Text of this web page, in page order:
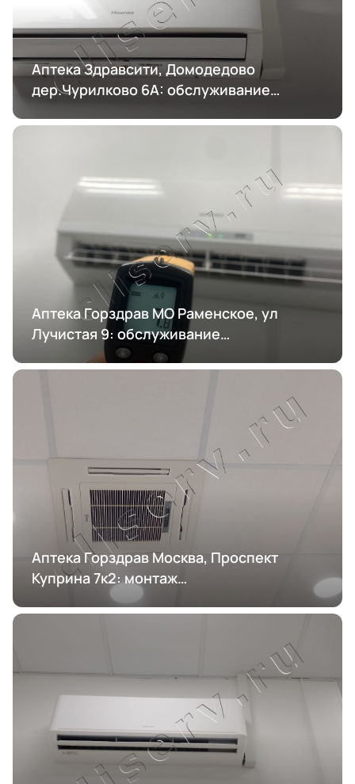
Аптека Здравсити, Домодедово
дер.Чурилково 6А: обслуживание
Аптека Горздрав МО Раменское, ул
Лучистая 9: обслуживание
кондиционирования
Аптека Горздрав Москва, Проспект
Куприна 7к2: монтаж
кондиционирования